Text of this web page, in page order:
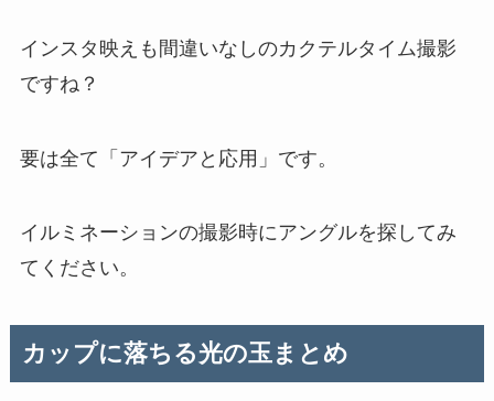
インスタ映えも間違いなしのカクテルタイム撮影
ですね？
要は全て「アイデアと応用」です。
イルミネーションの撮影時にアングルを探してみ
てください。
カップに落ちる光の玉まとめ